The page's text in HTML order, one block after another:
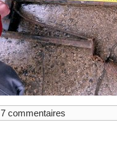
7 commentaires